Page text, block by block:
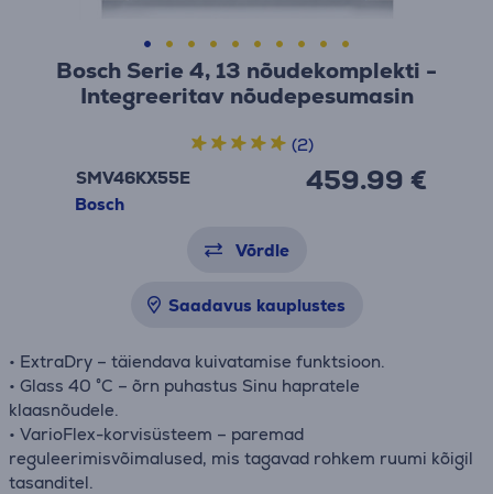
Bosch Serie 4, 13 nõudekomplekti -
Integreeritav nõudepesumasin
SMV46KX55E
Bosch
459.99 €
(2)
Võrdle
Saadavus kauplustes
• ExtraDry – täiendava kuivatamise funktsioon.
• Glass 40 °C – õrn puhastus Sinu hapratele
klaasnõudele.
• VarioFlex-korvisüsteem – paremad
reguleerimisvõimalused, mis tagavad rohkem ruumi kõigil
tasanditel.